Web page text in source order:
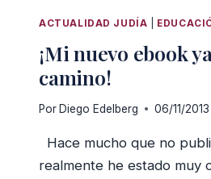
AHORA
EL
ACTUALIDAD JUDÍA
¡Mi nuevo ebook
camino!
Por Diego Edelberg 06/11/2013
Hace mucho que no
realmente he estado muy